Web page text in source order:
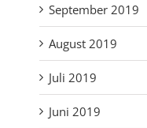
September 2019
August 2019
Juli 2019
Juni 2019